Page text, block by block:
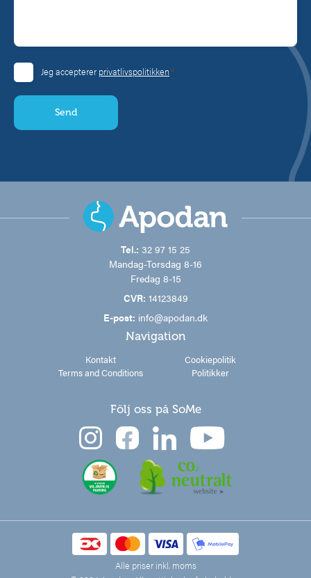
Consent
*
Jeg accepterer privatlivspolitikken*
Tel.: 32 97 15 25
Mandag-Torsdag 8-16
Fredag 8-15
CVR: 14123849
E-post: info@apodan.dk
Navigation
Kontakt
Terms and Conditions
Cookiepolitik
Politikker
Följ oss på SoMe
Alle priser inkl. moms